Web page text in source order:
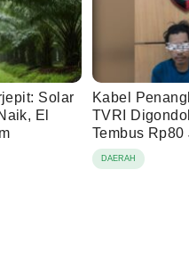
Solar
El
Kabel
TVRI
Tembus Rp80
DAERAH